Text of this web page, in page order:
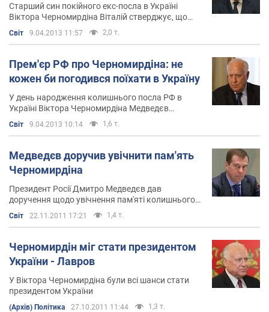
Старший син покійного екс-посла в Україні
Віктора Черномирдіна Віталій стверджує, що
його батька в Україні подобалося набагато
більше, ніж у Росії
Світ 9.04.2013 11:57 2,0 т.
Прем'єр РФ про Черномирдіна: не
кожен би погодився поїхати в Україну
У день народження колишнього посла РФ в
Україні Віктора Черномирдіна Медведєв
розповів, що про нього думає
Світ 9.04.2013 10:14 1,6 т.
Медведєв доручив увічнити пам'ять
Черномирдіна
Президент Росії Дмитро Медведєв дав
доручення щодо увічнення пам'яті колишнього
прем'єр-міністра Віктора Черномирдіна
Світ 22.11.2011 17:21 1,4 т.
Черномирдін міг стати президентом
України - Лавров
У Віктора Черномирдіна були всі шанси стати
президентом України
(Архів) Політика 27.10.2011 11:44 1,3 т.